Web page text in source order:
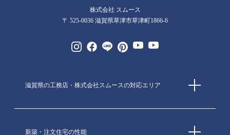
株式会社 スムース
〒 525-0036 滋賀県草津市草津町1866-6
滋賀県の工務店・株式会社スムースの対応エリア
新築・注文住宅の性能